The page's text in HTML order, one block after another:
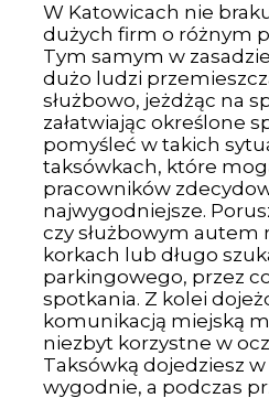
W Katowicach nie
dużych firm o różnym
Tym samym w
dużo ludzi
służbowo, jeżdżąc na
załatwiając określone
pomyśleć w takich
taksówkach, które
pracowników
najwygodniejsze.
czy służbowym autem
korkach lub długo
parkingowego, przez
spotkania. Z kolei
komunikacją miejską
niezbyt korzystne w
Taksówką dojedziesz
wygodnie, a podczas